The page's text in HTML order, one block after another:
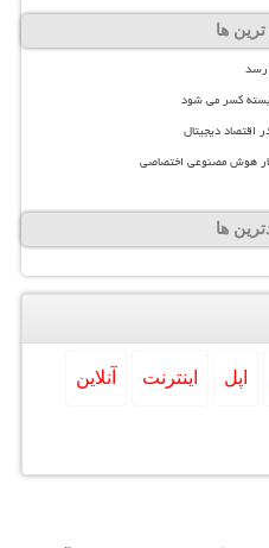
ها
رسد
بسته کسر می شود
اقتصاد دیجیتال
هوش مصنوعی اختصاصی
ها
اپل اینترنت آنلاین